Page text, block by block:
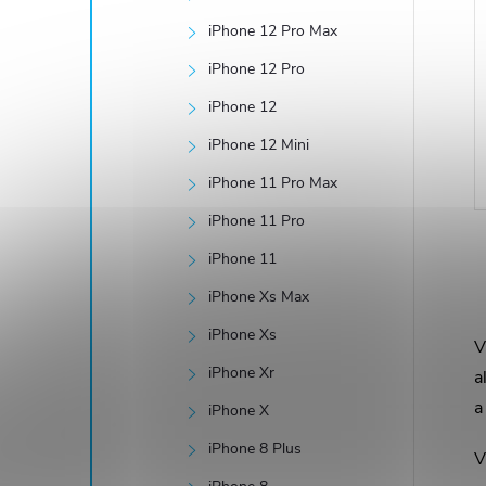
iPhone 12 Pro Max
iPhone 12 Pro
iPhone 12
iPhone 12 Mini
iPhone 11 Pro Max
iPhone 11 Pro
iPhone 11
iPhone Xs Max
iPhone Xs
iPhone Xr
iPhone X
iPhone 8 Plus
l